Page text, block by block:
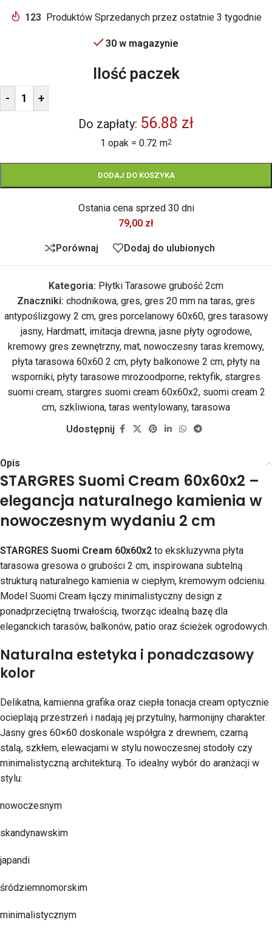
123 Produktów Sprzedanych przez ostatnie 3 tygodnie
30 w magazynie
Ilość paczek
- +
Do zapłaty: 56.88 zł
1 opak = 0.72 m2
DODAJ DO KOSZYKA
Ostania cena sprzed 30 dni
79,00 zł
Porównaj Dodaj do ulubionych
Kategoria: Płytki Tarasowe grubość 2cm
Znaczniki: chodnikowa, gres, gres 20 mm na taras, gres
antypoślizgowy 2 cm, gres porcelanowy 60x60, gres tarasowy
jasny, Hardmatt, imitacja drewna, jasne płyty ogrodowe,
kremowy gres zewnętrzny, mat, nowoczesny taras kremowy,
płyta tarasowa 60x60 2 cm, płyty balkonowe 2 cm, płyty na
wsporniki, płyty tarasowe mrozoodporne, rektyfik, stargres
suomi cream, stargres suomi cream 60x60x2, suomi cream 2
cm, szkliwiona, taras wentylowany, tarasowa
Udostępnij
Opis
STARGRES Suomi Cream 60x60x2 –
elegancja naturalnego kamienia w
nowoczesnym wydaniu 2 cm
STARGRES Suomi Cream 60x60x2 to ekskluzywna płyta
tarasowa gresowa o grubości 2 cm, inspirowana subtelną
strukturą naturalnego kamienia w ciepłym, kremowym odcieniu.
Model Suomi Cream łączy minimalistyczny design z
ponadprzeciętną trwałością, tworząc idealną bazę dla
eleganckich tarasów, balkonów, patio oraz ścieżek ogrodowych.
Naturalna estetyka i ponadczasowy
kolor
Delikatna, kamienna grafika oraz ciepła tonacja cream optycznie
ocieplają przestrzeń i nadają jej przytulny, harmonijny charakter.
Jasny gres 60×60 doskonale współgra z drewnem, czarną
stalą, szkłem, elewacjami w stylu nowoczesnej stodoły czy
minimalistyczną architekturą. To idealny wybór do aranżacji w
stylu:
nowoczesnym
skandynawskim
japandi
śródziemnomorskim
minimalistycznym